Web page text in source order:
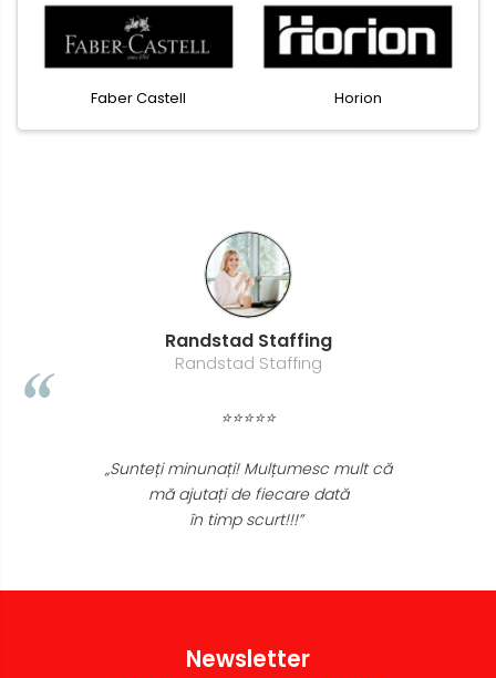
Faber Castell Horion
Randstad Staffing
Randstad Staffing
⭐⭐⭐⭐⭐
„Sunteți minunați! Mulțumesc mult că
mă ajutați de fiecare dată
în timp scurt!!!”
Newsletter